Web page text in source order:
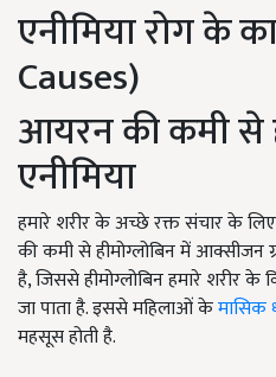
एनीमिया रोग के
Causes)
आयरन की कमी से
एनीमिया
हमारे शरीर के अच्छे रक्त संचार के
की कमी से हीमोग्लोबिन में आक्सीजन
है,जिससे हीमोग्लोबिन हमारे शरीर
जा पाता है. इससे महिलाओं केमासिक
महसूस होती है.